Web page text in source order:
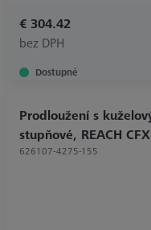
€ 304.42
bez DPH
Dostupné
Prodloužení s
stupňové, REACH
626107-4275-155